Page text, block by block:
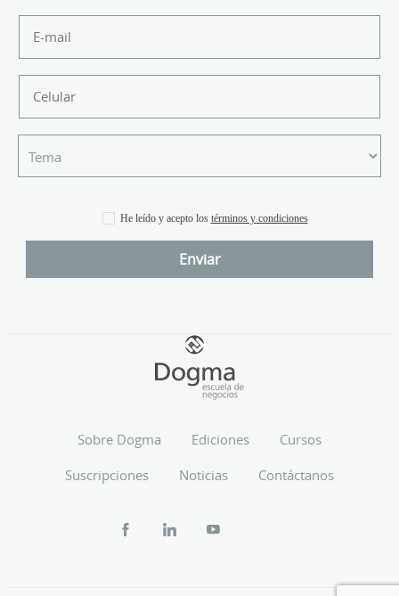
He leído y acepto los términos y condiciones
Sobre Dogma Ediciones
Cursos
Suscripciones
Noticias Contáctanos